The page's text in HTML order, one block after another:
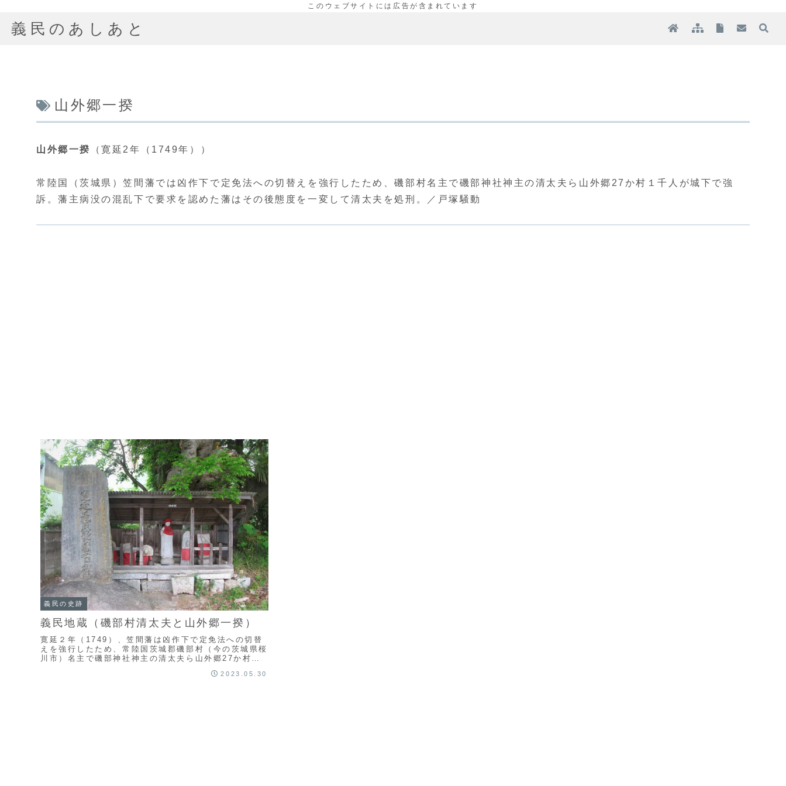
義民のあしあと
山外郷一揆
山外郷一揆 （寛延2年（1749年））
常陸国（茨城県）笠間藩では凶作下で定免法への切替えを強行したため、磯部村名主で磯部神社神主の清太夫ら山外郷27か村１千人が城下で強
訴。藩主病没の混乱下で要求を認めた藩はその後態度を一変して清太夫を処刑。／戸塚騒動
義民の史跡
義民地蔵（磯部村清太夫と山外郷一揆）
寛延２年（1749）、笠間藩は凶作下で定免法への切替
えを強行したため、常陸国茨城郡磯部村（今の茨城県桜
川市）名主で磯部神社神主の清太夫ら山外郷27か村１
2023.05.30